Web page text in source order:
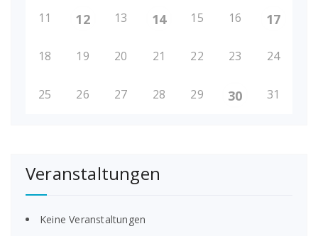
11 12 13 14 15 16 17
18 19 20 21 22 23 24
25 26 27 28 29 30 31
Veranstaltungen
Keine Veranstaltungen